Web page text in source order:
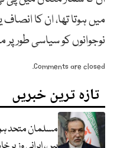
میں ہوتا تھا، ان کا
نوجوانوں کو سیاسی طور پر
Comments are closed.
تازہ ترین خبریں
مسلمان متحد